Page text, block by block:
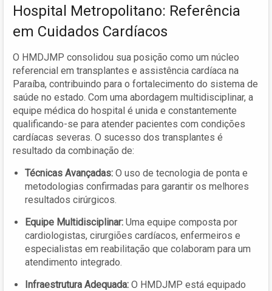
Hospital Metropolitano: Referência
em Cuidados Cardíacos
O HMDJMP consolidou sua posição como um núcleo
referencial em transplantes e assistência cardíaca na
Paraíba, contribuindo para o fortalecimento do sistema de
saúde no estado. Com uma abordagem multidisciplinar, a
equipe médica do hospital é unida e constantemente
qualificando-se para atender pacientes com condições
cardíacas severas. O sucesso dos transplantes é
resultado da combinação de:
Técnicas Avançadas: O uso de tecnologia de ponta e
metodologias confirmadas para garantir os melhores
resultados cirúrgicos.
Equipe Multidisciplinar: Uma equipe composta por
cardiologistas, cirurgiões cardíacos, enfermeiros e
especialistas em reabilitação que colaboram para um
atendimento integrado.
Infraestrutura Adequada: O HMDJMP está equipado